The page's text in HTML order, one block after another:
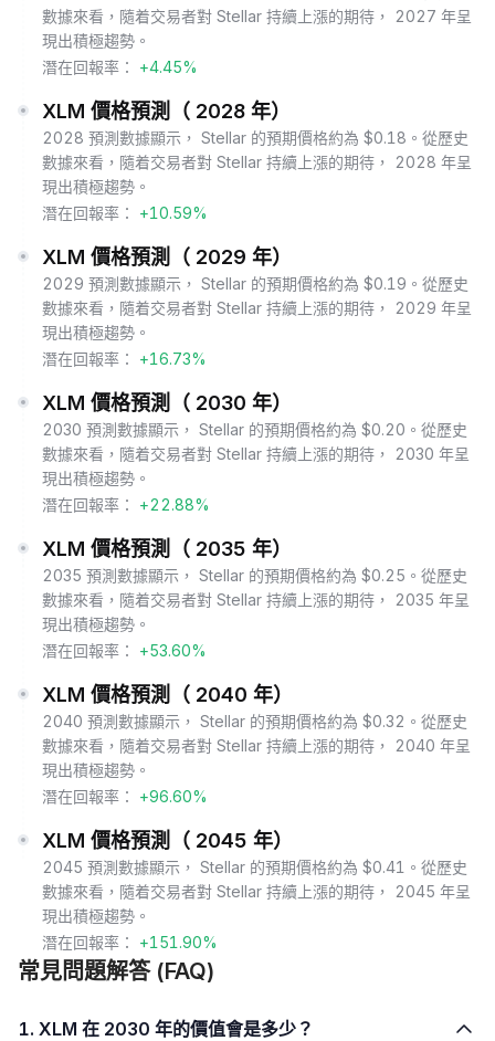
數據來看，隨着交易者對 Stellar 持續上漲的期待， 2027 年呈
現出積極趨勢。
潛在回報率：
+4.45%
XLM 價格預測（ 2028 年）
2028 預測數據顯示， Stellar 的預期價格約為 $0.18。從歷史
數據來看，隨着交易者對 Stellar 持續上漲的期待， 2028 年呈
現出積極趨勢。
潛在回報率：
+10.59%
XLM 價格預測（ 2029 年）
2029 預測數據顯示， Stellar 的預期價格約為 $0.19。從歷史
數據來看，隨着交易者對 Stellar 持續上漲的期待， 2029 年呈
現出積極趨勢。
潛在回報率：
+16.73%
XLM 價格預測（ 2030 年）
2030 預測數據顯示， Stellar 的預期價格約為 $0.20。從歷史
數據來看，隨着交易者對 Stellar 持續上漲的期待， 2030 年呈
現出積極趨勢。
潛在回報率：
+22.88%
XLM 價格預測（ 2035 年）
2035 預測數據顯示， Stellar 的預期價格約為 $0.25。從歷史
數據來看，隨着交易者對 Stellar 持續上漲的期待， 2035 年呈
現出積極趨勢。
潛在回報率：
+53.60%
XLM 價格預測（ 2040 年）
2040 預測數據顯示， Stellar 的預期價格約為 $0.32。從歷史
數據來看，隨着交易者對 Stellar 持續上漲的期待， 2040 年呈
現出積極趨勢。
潛在回報率：
+96.60%
XLM 價格預測（ 2045 年）
2045 預測數據顯示， Stellar 的預期價格約為 $0.41。從歷史
數據來看，隨着交易者對 Stellar 持續上漲的期待， 2045 年呈
現出積極趨勢。
潛在回報率：
+151.90%
常見問題解答 (FAQ)
1. XLM 在 2030 年的價值會是多少？